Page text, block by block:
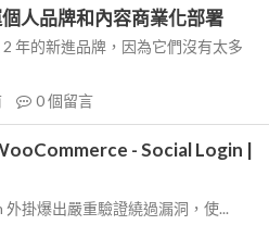
人品牌和內容商業化部署
年的新進品牌，因為它們沒有太多
0個留言
- Social Login |
掛爆出嚴重驗證繞過漏洞，使...